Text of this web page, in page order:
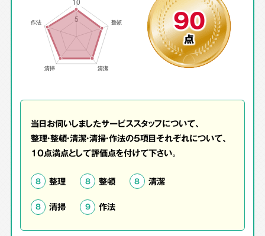
90
点
当日お伺いしましたサービススタッフについて、
整理・整頓・清潔・清掃・作法の5項目それぞれについて、
10点満点として評価点を付けて下さい。
8 整理 8 整頓 8 清潔
8 清掃 9 作法